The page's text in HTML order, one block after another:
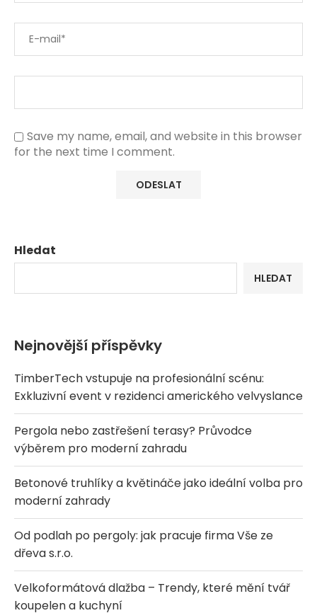
Save my name, email, and website in this browser
for the next time I comment.
Hledat
HLEDAT
Nejnovější příspěvky
TimberTech vstupuje na profesionální scénu:
Exkluzivní event v rezidenci amerického velvyslance
Pergola nebo zastřešení terasy? Průvodce
výběrem pro moderní zahradu
Betonové truhlíky a květináče jako ideální volba pro
moderní zahrady
Od podlah po pergoly: jak pracuje firma Vše ze
dřeva s.r.o.
Velkoformátová dlažba – Trendy, které mění tvář
koupelen a kuchyní